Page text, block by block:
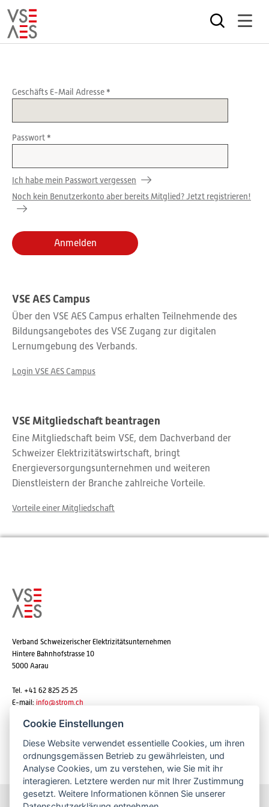
Geschäfts E-Mail Adresse
Passwort
Ich habe mein Passwort vergessen
Noch kein Benutzerkonto aber bereits Mitglied? Jetzt registrieren!
VSE AES Campus
Über den VSE AES Campus erhalten Teilnehmende des
Bildungsangebotes des VSE Zugang zur digitalen
Lernumgebung des Verbands.
Login VSE AES Campus
VSE Mitgliedschaft beantragen
Eine Mitgliedschaft beim VSE, dem Dachverband der
Schweizer Elektrizitätswirtschaft, bringt
Energieversorgungsunternehmen und weiteren
Dienstleistern der Branche zahlreiche Vorteile.
Vorteile einer Mitgliedschaft
Verband Schweizerischer Elektrizitätsunternehmen
Hintere Bahnhofstrasse 10
5000 Aarau
Tel. +41 62 825 25 25
E-mail: info@strom.ch
Newsletter abonnieren
Cookie Einstellungen
Diese Website verwendet essentielle Cookies, um ihren
ordnungsgemässen Betrieb zu gewährleisten, und
Analyse Cookies, um zu verstehen, wie Sie mit ihr
interagieren. Letztere werden nur mit Ihrer Zustimmung
gesetzt. Weitere Informationen können Sie unserer